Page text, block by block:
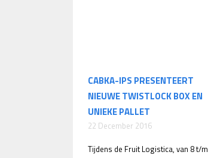
CABKA-IPS PRESENTEERT
NIEUWE TWISTLOCK BOX EN
UNIEKE PALLET
22 December 2016
Tijdens de Fruit Logistica, van 8 t/m